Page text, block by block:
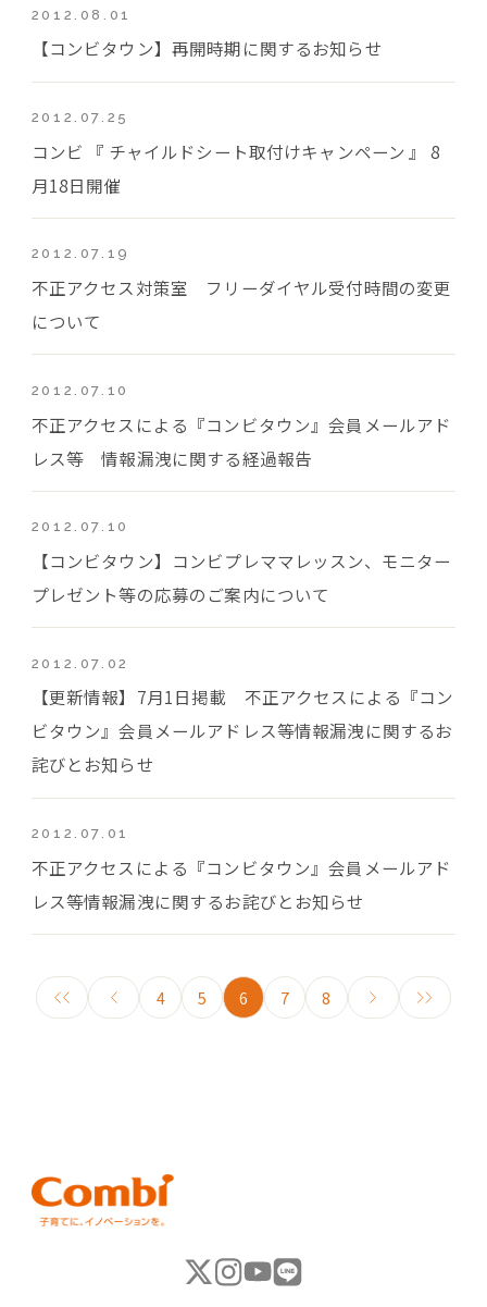
2012.08.01
【コンビタウン】再開時期に関するお知らせ
2012.07.25
コンビ 『 チャイルドシート取付けキャンペーン 』 8
月18日開催
2012.07.19
不正アクセス対策室 フリーダイヤル受付時間の変更
について
2012.07.10
不正アクセスによる『コンビタウン』会員メールアド
レス等 情報漏洩に関する経過報告
2012.07.10
【コンビタウン】コンビプレママレッスン、モニター
プレゼント等の応募のご案内について
2012.07.02
【更新情報】7月1日掲載 不正アクセスによる『コン
ビタウン』会員メールアドレス等情報漏洩に関するお
詫びとお知らせ
2012.07.01
不正アクセスによる『コンビタウン』会員メールアド
レス等情報漏洩に関するお詫びとお知らせ
4 5 6 7 8